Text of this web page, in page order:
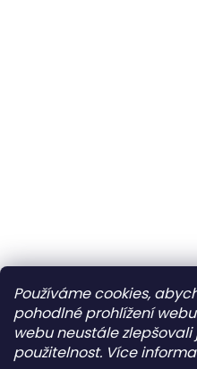
Používáme cookies,
pohodlné prohlížení
webu neustále zlepšovali
použitelnost. Více